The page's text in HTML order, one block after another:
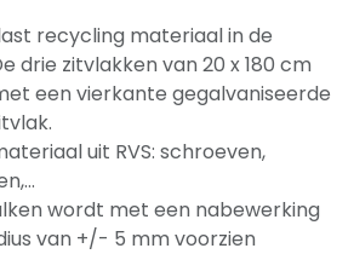
recycling materiaal in de
drie zitvlakken van 20 x 180 cm
een vierkante gegalvaniseerde
uit RVS: schroeven,
wordt met een nabewerking
van +/- 5 mm voorzien